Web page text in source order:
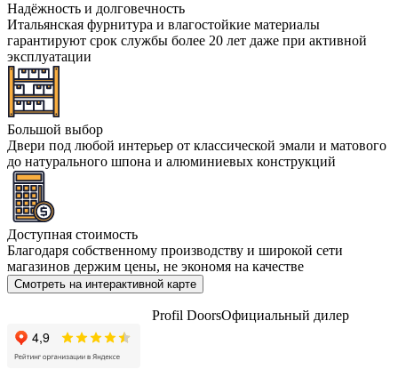
Надёжность и долговечность
Итальянская фурнитура и влагостойкие материалы
гарантируют срок службы более 20 лет даже при активной
эксплуатации
Большой выбор
Двери под любой интерьер от классической эмали и матового
до натурального шпона и алюминиевых конструкций
Доступная стоимость
Благодаря собственному производству и широкой сети
магазинов держим цены, не экономя на качестве
Смотреть на интерактивной карте
Profil DoorsОфициальный дилер